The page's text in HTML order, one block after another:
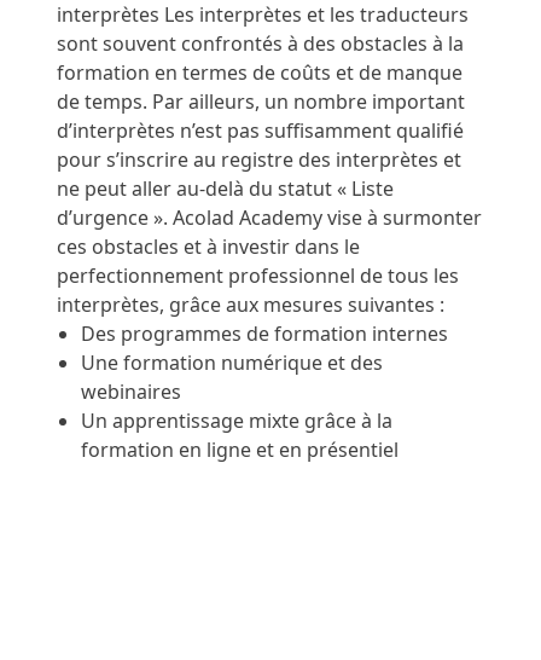
interprètes Les interprètes et les traducteurs
sont souvent confrontés à des obstacles à la
formation en termes de coûts et de manque
de temps. Par ailleurs, un nombre important
d’interprètes n’est pas suffisamment qualifié
pour s’inscrire au registre des interprètes et
ne peut aller au-delà du statut « Liste
d’urgence ». Acolad Academy vise à surmonter
ces obstacles et à investir dans le
perfectionnement professionnel de tous les
interprètes, grâce aux mesures suivantes :
Des programmes de formation internes
Une formation numérique et des
webinaires
Un apprentissage mixte grâce à la
formation en ligne et en présentiel